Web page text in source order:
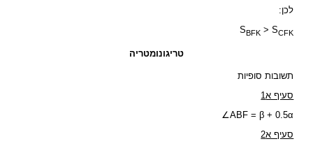
לכן:
SBFK > SCFK
טריגונומטריה
תשובות סופיות
סעיף א1
∠ABF = β + 0.5α
סעיף א2